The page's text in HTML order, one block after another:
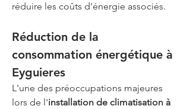
réduire les coûts d'énergie associés.
Réduction de la
consommation énergétique à
Eyguieres
L'une des préoccupations majeures
lors de l'installation de climatisation à